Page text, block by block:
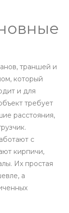
траншей и
который
и для
требует
расстояния,
с
кирпичи,
Их простая
а